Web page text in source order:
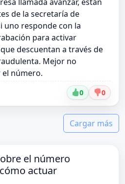
de la secretaría de
uno responde con la
para activar
descuentan a través de
Mejor no
número.
0 0
Cargar más
el número
actuar